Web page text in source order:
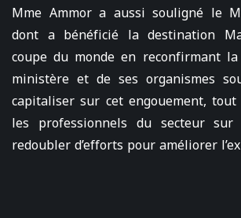
Mme Ammor a aussi souligné le
dont a bénéficié la destination
coupe du monde en reconfirmant
ministère et de ses organismes
capitaliser sur cet engouement,
les professionnels du secteur sur
redoubler d’efforts pour améliorer